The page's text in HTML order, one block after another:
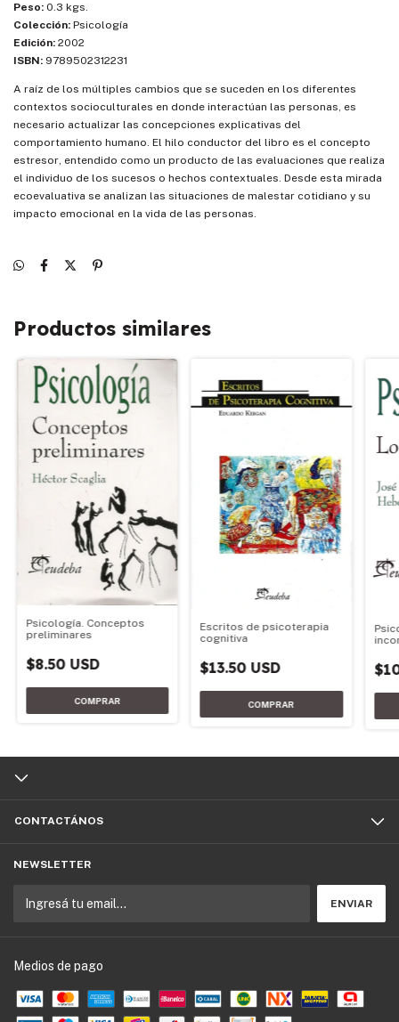
Peso: 0.3 kgs.
Colección: Psicología
Edición: 2002
ISBN: 9789502312231
A raíz de los múltiples cambios que se suceden en los diferentes
contextos socioculturales en donde interactúan las personas, es
necesario actualizar las concepciones explicativas del
comportamiento humano. El hilo conductor del libro es el concepto
estresor, entendido como un producto de las evaluaciones que realiza
el individuo de los sucesos o hechos contextuales. Desde esta mirada
ecoevaluativa se analizan las situaciones de malestar cotidiano y su
impacto emocional en la vida de las personas.
Productos similares
Psicología. Conceptos
preliminares
$8.50 USD
Escritos de psicoterapia
cognitiva
$13.50 USD
CONTACTÁNOS
NEWSLETTER
Medios de pago